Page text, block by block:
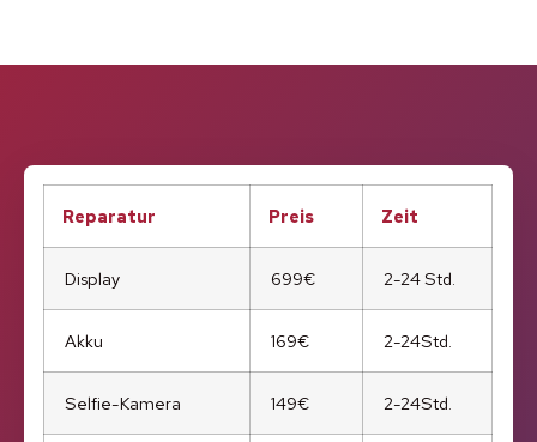
Reparatur Preis Zeit
Display 699€ 2-24 Std.
Akku 169€ 2-24Std.
Selfie-Kamera 149€ 2-24Std.